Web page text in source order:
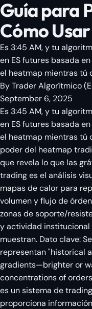
Guía para
Cómo
Es 3:45 AM, y tu
en ES futures basada
el heatmap mientras tú
ByTrader Algorítmico(
September 6, 2025
Es 3:45 AM, y tu
en ES futures basada
el heatmap mientras tú
poder del heatmap
que revela lo que las
trading es el análisis
mapas de calor para
volumen y flujo de
zonas de soporte/
y actividad institucional
muestran. Dato clave:
representan "historical
gradients—brighter or
concentrations of
es un sistema de
proporciona